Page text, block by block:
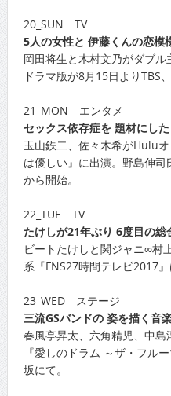
20_SUN TV
5人の女性と 伊藤くんの恋模
岡田将生と木村文乃がダブル
ドラマ版が8月15日よりTBS
21_MON エンタメ
セックス依存症を 題材にし
玉山鉄二、佐々木希がHulu
は優しい』に出演。野島伸
から開始。
22_TUE TV
たけしが21年ぶり 6度目の総
ビートたけしと関ジャニ∞村
系『FNS27時間テレビ2017
23_WED ステージ
三流GSバンドの 姿を描く音
春風亭昇太、六角精児、中島
『愛しのドラム ～ザ・フル
坂にて。